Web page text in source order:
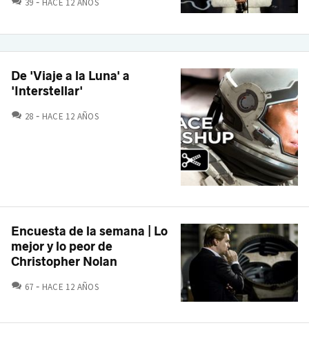
39 HACE 12 AÑOS
De 'Viaje a la Luna' a
'Interstellar'
28 COMENTARIOS
HACE 12 AÑOS
Encuesta de la semana | Lo
mejor y lo peor de
Christopher Nolan
67 COMENTARIOS
HACE 12 AÑOS